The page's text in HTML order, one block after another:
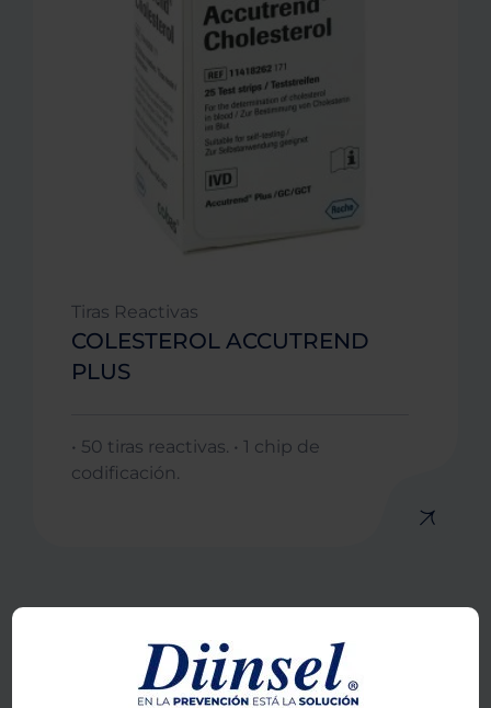
Tiras Reactivas
COLESTEROL ACCUTREND
PLUS
• 50 tiras reactivas. • 1 chip de
codificación.